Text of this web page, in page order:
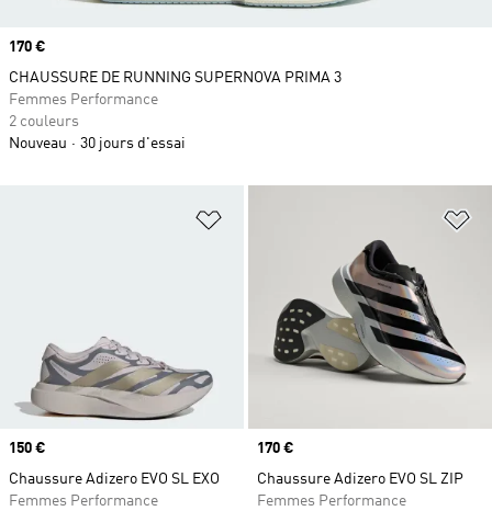
Ajouter à la Liste de produits
Prix
150 €
Chaussure Adizero EVO SL EXO
Femmes Performance
Prix
170 €
Chaussure Adizero EVO SL ZIP
Femmes Performance
Prix
170 €
CHAUSSURE DE RUNNING SUPERNOVA PRIMA 3
Femmes Performance
2 couleurs
Nouveau
30 jours d'essai